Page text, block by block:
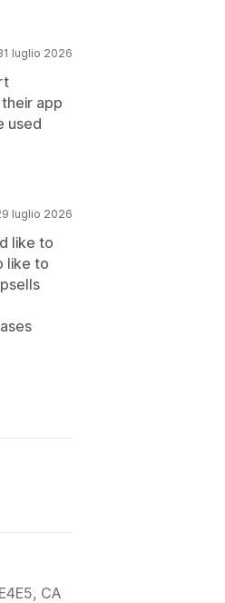
luglio 2026
app
used
luglio 2026
like to
like to
CA